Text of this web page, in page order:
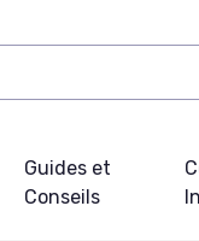
Guides et
Conseils